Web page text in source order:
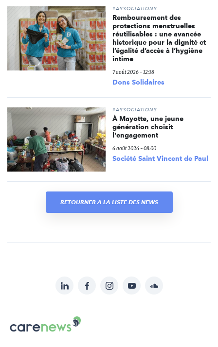
#ASSOCIATIONS
Remboursement des
protections menstruelles
réutilisables : une avancée
historique pour la dignité et
l’égalité d’accès à l’hygiène
intime
7 août 2026 - 12:38
Dons Solidaires
#ASSOCIATIONS
À Mayotte, une jeune
génération choisit
l'engagement
6 août 2026 - 08:00
Société Saint Vincent de Paul
RETOURNER À LA LISTE DES NEWS
sur:
LinkedInFacebookInstagramYouTubeSoundcloud
Carenews,
Le